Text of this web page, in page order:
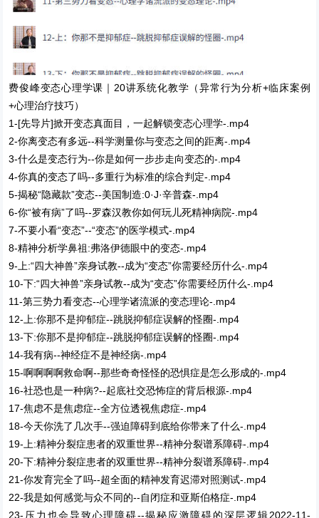
费俊峰变态心理学课｜20讲系统化教学（异常行为分析+临床案例
+心理治疗技巧）
1-[先导片]掀开变态真面目，一起解锁变态心理学-.mp4
2-你离变态有多远--科学测量你与变态之间的距离-.mp4
3-什么是变态行为--你是如何一步步走向变态的-.mp4
4-你真的变态了吗--多重行为标准的综合判定-.mp4
5-揭秘“隐藏款”变态--美国制造:0·J·辛普森-.mp4
6-你“被有病”了吗--罗森汉教你如何玩儿死精神病院-.mp4
7-不要小看“变态”--“变态”的医学模式-.mp4
8-精神分析学鼻祖:弗洛伊德眼中的变态-.mp4
9-上:“四大神兽”亲身试教--成为“变态”你需要经历什么-.mp4
10-下:“四大神兽”亲身试教--成为“变态”你需要经历什么-.mp4
11-第三势力看变态--心理学诸流派的变态理论-.mp4
12-上:你那不是抑郁症--跳脱抑郁症误解的怪圈-.mp4
13-下:你那不是抑郁症--跳脱抑郁症误解的怪圈-.mp4
14-我有病--神经症不是神经病-.mp4
15-啊啊啊啊救命啊--那些奇奇怪怪的恐惧症是怎么形成的-.mp4
16-社恐也是一种病?--起底社交恐怖症的背后根源-.mp4
17-焦虑不是焦虑症--全方位透视焦虑症-.mp4
18-今天你洗了几次手--强迫障碍到底给你带来了什么-.mp4
19-上:精神分裂症患者的双重世界--精神分裂谱系障碍-.mp4
20-下:精神分裂症患者的双重世界--精神分裂谱系障碍-.mp4
21-你发育完全了吗--超全面的精神发育迟滞对照测试-.mp4
22-我是如何感觉与众不同的--自闭症和亚斯伯格症-.mp4
23-压力也会导致心理障碍--揭秘应激障碍的深层逻辑2022-11-